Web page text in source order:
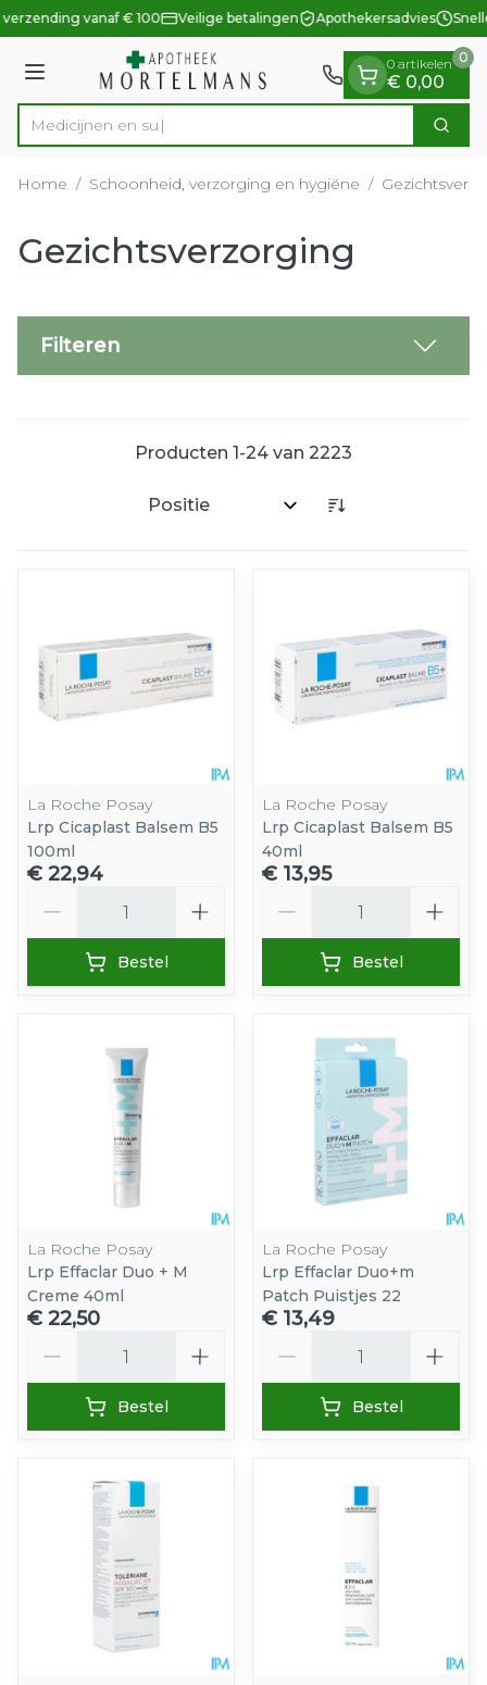
Ga naar de inhoud
1 van 1vanaf € 100 Veilige betalingen Apothekersadvies
Menu
Product, merk, categorie... Zoek
0 artikelen
€ 0,00
0
Home / Schoonheid, verzorging en hygiëne /
Gezichtsverzorging
Filteren
Producten 1 -24 van 2223
Sorteer op:
La Roche Posay
Lrp Cicaplast Balsem B5
100ml
€ 22,94
Bestel
La Roche Posay
Lrp Cicaplast Balsem B5
40ml
€ 13,95
Bestel
La Roche Posay
Lrp Effaclar Duo + M
Creme 40ml
€ 22,50
Bestel
La Roche Posay
Lrp Effaclar Duo+m
Patch Puistjes 22
€ 13,49
Bestel